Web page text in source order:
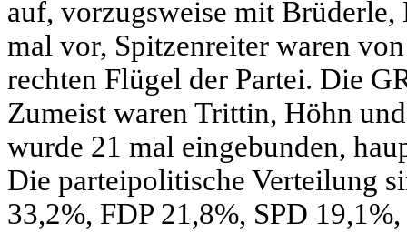
auf, vorzugsweise mit
mal vor, Spitzenreiter waren
rechten Flügel der Partei. Die
Zumeist waren Trittin, Höhn
wurde 21 mal eingebunden,
Die parteipolitische Verteilung
33,2%, FDP 21,8%, SPD